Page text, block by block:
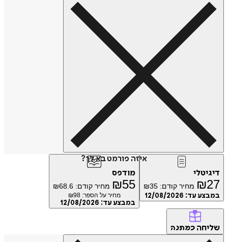
איזה פורמט בא לך?
₪ מחיר קודם: ₪35
עד:12/08/2026
מודפס
₪ 55 מחיר קודם: ₪68.6
מחיר על הספר: ₪98
במבצע עד:12/08/2026
כמתנה